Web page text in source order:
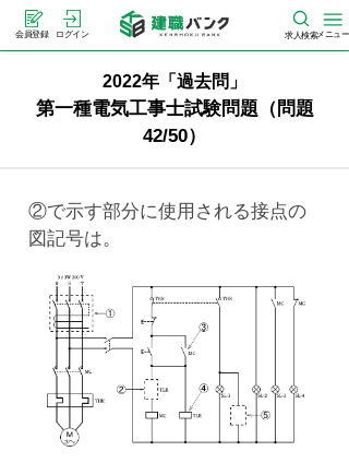
会員登録 ログイン 求人検索メニュー
2022年「過去問」
第一種電気工事士試験問題（問題
42/50）
②で示す部分に使用される接点の
図記号は。